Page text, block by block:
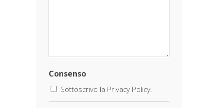
Consenso
Sottoscrivo la Privacy Policy.